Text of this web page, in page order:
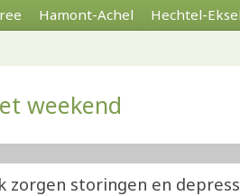
Hamont-Achel Hechtel-
weekend
zorgen storingen en